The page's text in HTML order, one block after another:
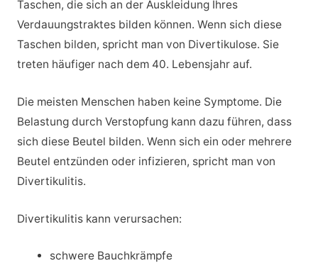
Taschen, die sich an der Auskleidung Ihres
Verdauungstraktes bilden können. Wenn sich diese
Taschen bilden, spricht man von Divertikulose. Sie
treten häufiger nach dem 40. Lebensjahr auf.
Die meisten Menschen haben keine Symptome. Die
Belastung durch Verstopfung kann dazu führen, dass
sich diese Beutel bilden. Wenn sich ein oder mehrere
Beutel entzünden oder infizieren, spricht man von
Divertikulitis.
Divertikulitis kann verursachen:
schwere Bauchkrämpfe